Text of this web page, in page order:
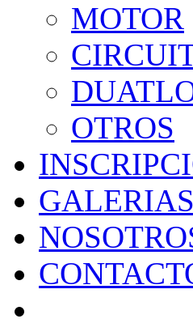
MOTOR
OTROS
GALERIAS